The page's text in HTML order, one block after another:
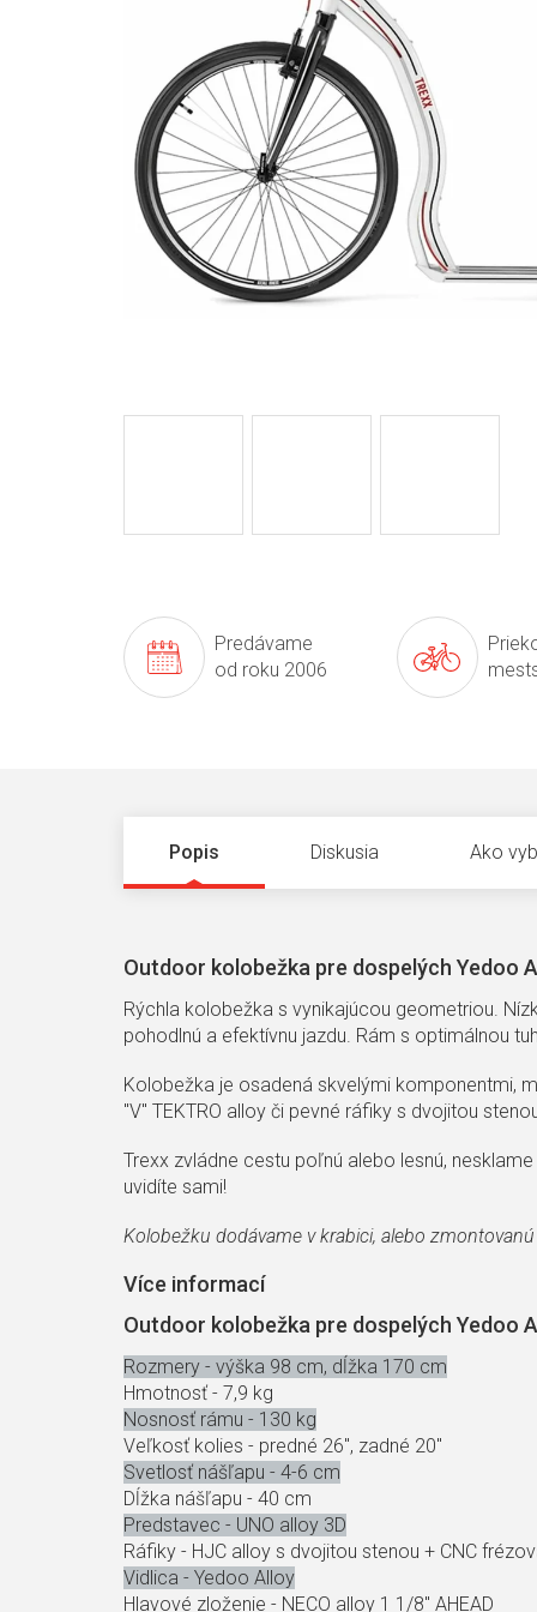
Predávame
od roku 2006
Popis Diskusia Ako
Outdoor kolobežka pre dospelých Yedoo
Rýchla kolobežka s vynikajúcou geometriou.
pohodlnú a efektívnu jazdu. Rám s optimálnou
Kolobežka je osadená skvelými komponentmi,
"V" TEKTRO alloy či pevné ráfiky s dvojitou
Trexx zvládne cestu poľnú alebo lesnú,
uvidíte sami!
Kolobežku dodávame v krabici, alebo
Více informací
Outdoor kolobežka pre dospelých Yedoo
Rozmery - výška 98 cm, dĺžka 170 cm
Hmotnosť - 7,9 kg
Nosnosť rámu - 130 kg
Veľkosť kolies - predné 26", zadné 20"
Svetlosť nášľapu - 4-6 cm
Dĺžka nášľapu - 40 cm
Predstavec - UNO alloy 3D
Ráfiky - HJC alloy s dvojitou stenou + CNC
Vidlica - Yedoo Alloy
Hlavové zloženie - NECO alloy 1 1/8" AHEAD